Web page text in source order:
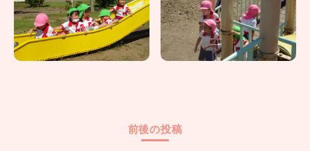
前後の投稿